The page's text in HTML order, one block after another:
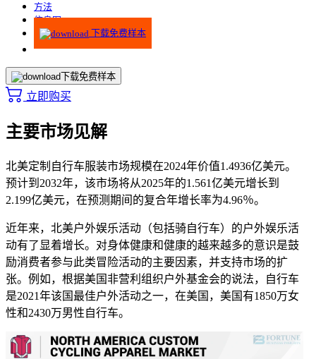
方法
信息图
下载免费样本
下载免费样本
立即购买
主要市场见解
北美定制自行车服装市场规模在2024年价值1.4936亿美元。
预计到2032年，该市场将从2025年的1.561亿美元增长到
2.199亿美元，在预测期间的复合年增长率为4.96％。
近年来，北美户外娱乐活动（包括骑自行车）的户外娱乐活
动有了显着增长。对身体健康和健康的越来越多的意识是鼓
励消费者参与此类冒险活动的主要因素，并支持市场的扩
张。例如，根据美国非营利组织户外基金会的说法，自行车
是2021年该国最佳户外活动之一，在美国，美国有1850万女
性和2430万男性自行车。